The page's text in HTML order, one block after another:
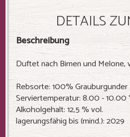
DETAILS
Beschreibung
Duftet nach Birnen und Melone,
Rebsorte: 100% Grauburgunder
Serviertemperatur: 8.00 - 10.00
Alkoholgehalt: 12,5 % vol.
lagerungsfähig bis (mind.): 2029